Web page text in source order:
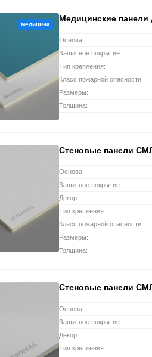
медицина
Медицинские
Основа:
Защитное покрытие:
Тип крепления:
Класс пожарной опасности:
Размеры:
Толщина:
Стеновые панели
Основа:
Защитное покрытие:
Декор:
Тип крепления:
Класс пожарной опасности:
Размеры:
Толщина:
Стеновые панели
Основа:
Защитное покрытие:
Декор:
Тип крепления: